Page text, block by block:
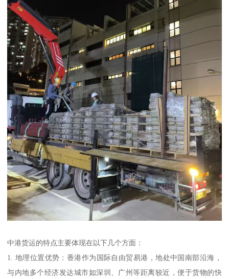
中港货运的特点主要体现在以下几个方面：
1. 地理位置优势：香港作为国际自由贸易港，地处中国南部沿海，
与内地多个经济发达城市如深圳、广州等距离较近，便于货物的快